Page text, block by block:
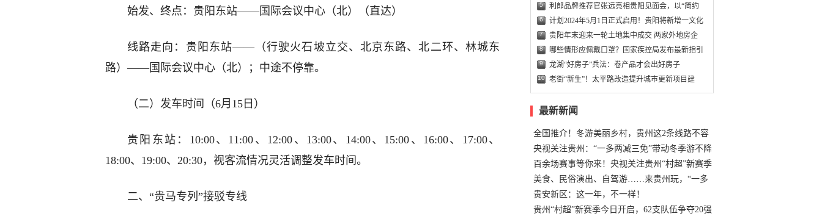
始发、终点：贵阳东站——国际会议中心（北）（直达）
线路走向：贵阳东站——（行驶火石坡立交、北京东路、北二环、林城东
路）——国际会议中心（北）；中途不停靠。
（二）发车时间（6月15日）
贵阳东站：10:00、11:00、12:00、13:00、14:00、15:00、16:00、17:00、
18:00、19:00、20:30，视客流情况灵活调整发车时间。
二、“贵马专列”接驳专线
5 利郎品牌推荐官张远亮相贵阳见面会，以“简约
6 计划2024年5月1日正式启用！贵阳将新增一文化
7 贵阳年末迎来一轮土地集中成交 两家外地房企
8 哪些情形应佩戴口罩？国家疾控局发布最新指引
9 龙湖“好房子”兵法：卷产品才会出好房子
10 老街“新生”！太平路改造提升城市更新项目建
最新新闻
全国推介！冬游美丽乡村，贵州这2条线路不容
错过
央视关注贵州：“一多两减三免”带动冬季游不降
温
百余场赛事等你来！央视关注贵州“村超”新赛季
正式“打响”
美食、民俗演出、自驾游……来贵州玩，“一多
两减三免”！
贵安新区：这一年，不一样！
贵州“村超”新赛季今日开启，62支队伍争夺20强